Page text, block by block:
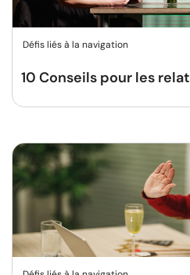
Défis liés à la navigation
10 Conseils pour les